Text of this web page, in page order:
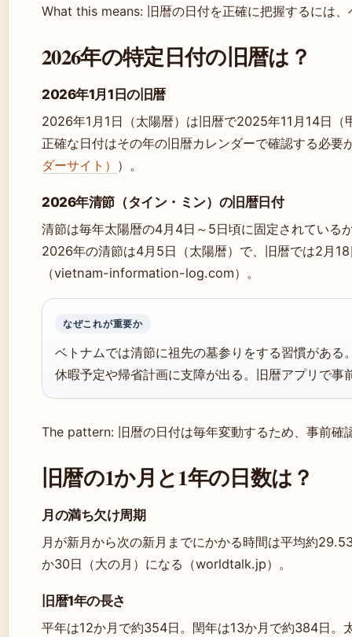
What this means: 旧暦の日付を正確に把握するには
2026年の特定日付の旧暦は？
2026年1月1日の旧暦
2026年1月1日（太陽暦）は旧暦で2025年11月14日（
正確な日付はその年の旧暦カレンダーで確認する必要
ダーサイト） ）。
2026年清節（タイン・ミン）の旧暦日付
清節は毎年太陽暦の4月4日～5日頃に固定されている
2026年の清節は4月5日（太陽暦）で、旧暦では2月
（vietnam-information-log.com）。
なぜこれが重要か
ベトナムでは清節に祖先の墓参りをする習慣があ
休暇予定や帰省計画に支障が出る。旧暦アプリで事
The pattern: 旧暦の日付は毎年変動するため、事前確
旧暦の1か月と1年の日数は？
月の満ち欠け周期
月が新月から次の新月までにかかる時間は平均約
か30日（大の月）になる（worldtalk.jp）。
旧暦1年の長さ
平年は12か月で約354日。閏年は13か月で約384日。